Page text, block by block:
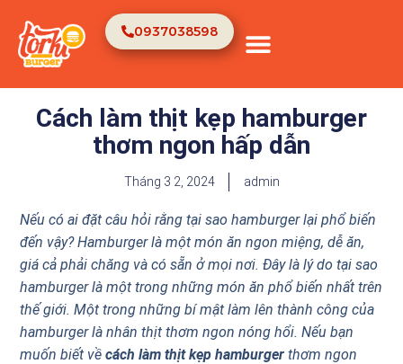
0937038598
Cách làm thịt kẹp hamburger
thơm ngon hấp dẫn
Tháng 3 2, 2024 admin
Nếu có ai đặt câu hỏi rằng tại sao hamburger lại phổ biến
đến vậy? Hamburger là một món ăn ngon miệng, dễ ăn,
giá cả phải chăng và có sẵn ở mọi nơi. Đây là lý do tại sao
hamburger là một trong những món ăn phổ biến nhất trên
thế giới. Một trong những bí mật làm lên thành công của
hamburger là nhân thịt thơm ngon nóng hổi. Nếu bạn
muốn biết vềcách làm thịt kẹp hamburger thơm ngon